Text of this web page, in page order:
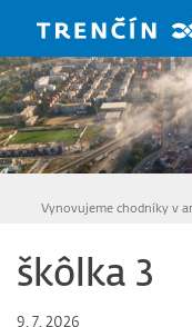
Vynovujeme chodníky v
škôlka 3
9. 7. 2026